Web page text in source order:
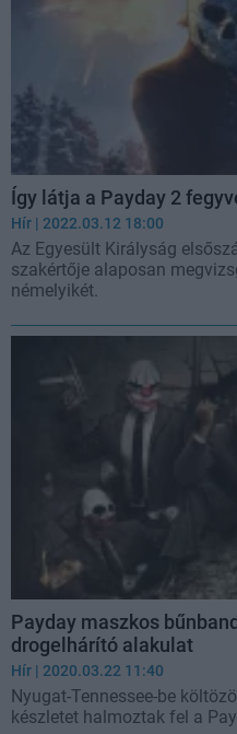
Így látja a Payday 2
Hír | 2022.03.12 18:00
Az Egyesült Királyság
szakértője alaposan
némelyikét.
Payday maszkos
drogelhárító alakulat
Hír | 2020.03.22 11:40
Nyugat-Tennessee-be
készletet halmoztak fel a